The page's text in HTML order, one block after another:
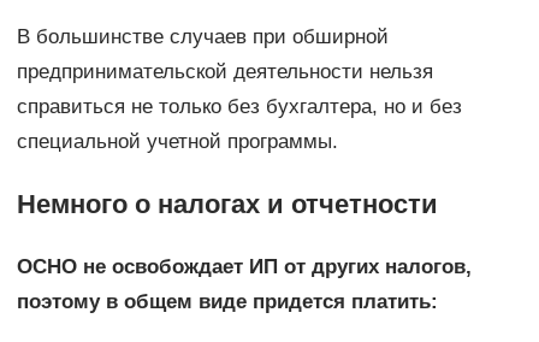
В большинстве случаев при обширной
предпринимательской деятельности нельзя
справиться не только без бухгалтера, но и без
специальной учетной программы.
Немного о налогах и отчетности
ОСНО не освобождает ИП от других налогов,
поэтому в общем виде придется платить: